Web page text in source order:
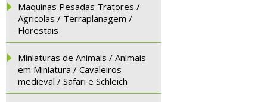
Maquinas Pesadas Tratores /
Agricolas / Terraplanagem /
Florestais
Miniaturas de Animais / Animais
em Miniatura / Cavaleiros
medieval / Safari e Schleich